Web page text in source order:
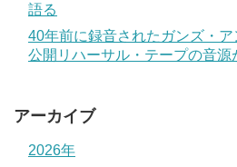
語る
40年前に録音されたガンズ・
公開リハーサル・テープの音源
アーカイブ
2026年